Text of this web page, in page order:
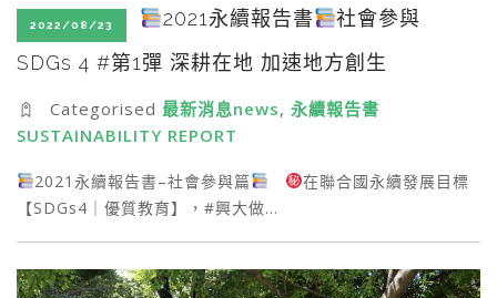
2022/08/23 2021永續報告書
社會參與
SDGs 4 #第1彈 深耕在地 加速地方創生
Categorised 最新消息news, 永續報告書
SUSTAINABILITY REPORT
2021永續報告書–社會參與篇
在聯合國永續發展目標
【SDGs4｜優質教育】，#興大做…